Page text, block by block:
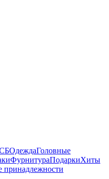
ОдеждаГоловные
ФурнитураПодаркиХиты
принадлежности